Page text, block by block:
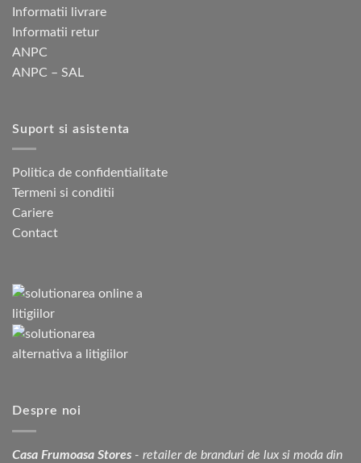
Informatii livrare
Informatii retur
ANPC
ANPC – SAL
Suport si asistenta
Politica de confidentialitate
Termeni si conditii
Cariere
Contact
Despre noi
Casa Frumoasa Stores - retailer de branduri de lux si moda din